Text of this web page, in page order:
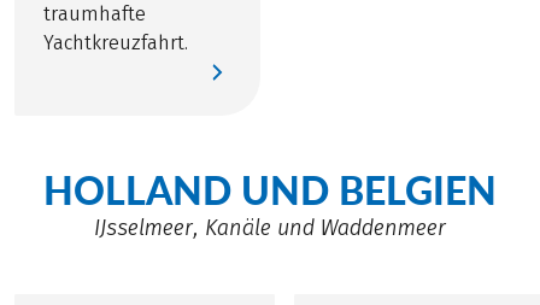
traumhafte
Yachtkreuzfahrt.
HOLLAND UND BELGIEN
IJsselmeer, Kanäle und Waddenmeer